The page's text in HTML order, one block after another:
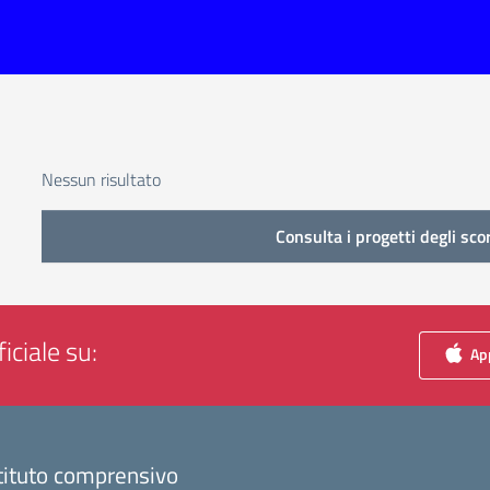
Nessun risultato
Consulta i progetti degli
su:
comprensivo